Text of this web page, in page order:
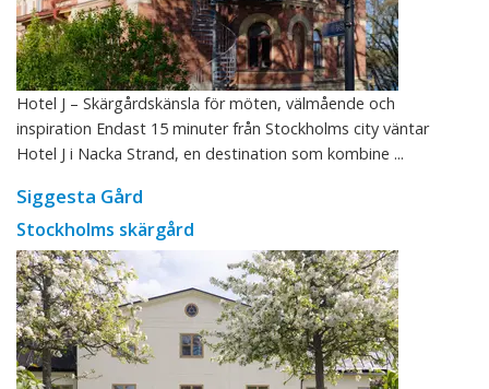
Hotel J – Skärgårdskänsla för möten, välmående och
inspiration Endast 15 minuter från Stockholms city väntar
Hotel J i Nacka Strand, en destination som kombine ...
Siggesta Gård
Stockholms skärgård